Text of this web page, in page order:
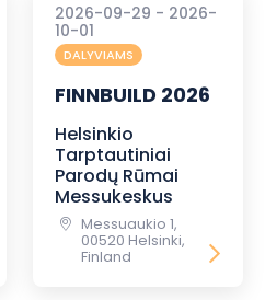
2026-09-29 - 2026-
10-01
DALYVIAMS
FINNBUILD 2026
Helsinkio
Tarptautiniai
Parodų Rūmai
Messukeskus
Messuaukio 1,
00520 Helsinki,
Finland